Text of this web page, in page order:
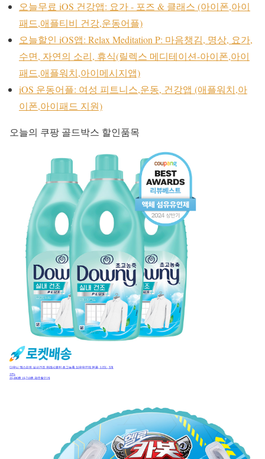
오늘무료 iOS 건강앱: 요가 - 포즈 & 클래스 (아이폰,아이
패드,애플티비 건강,운동어플)
오늘할인 iOS앱: Relax Meditation P: 마음챙김, 명상, 요가,
수면, 자연의 소리, 휴식(릴렉스 메디테이션-아이폰,아이
패드,애플워치,아이메시지앱)
iOS 운동어플: 여성 피트니스,운동, 건강앱 (애플워치,아
이폰,아이패드 지원)
오늘의 쿠팡 골드박스 할인품목